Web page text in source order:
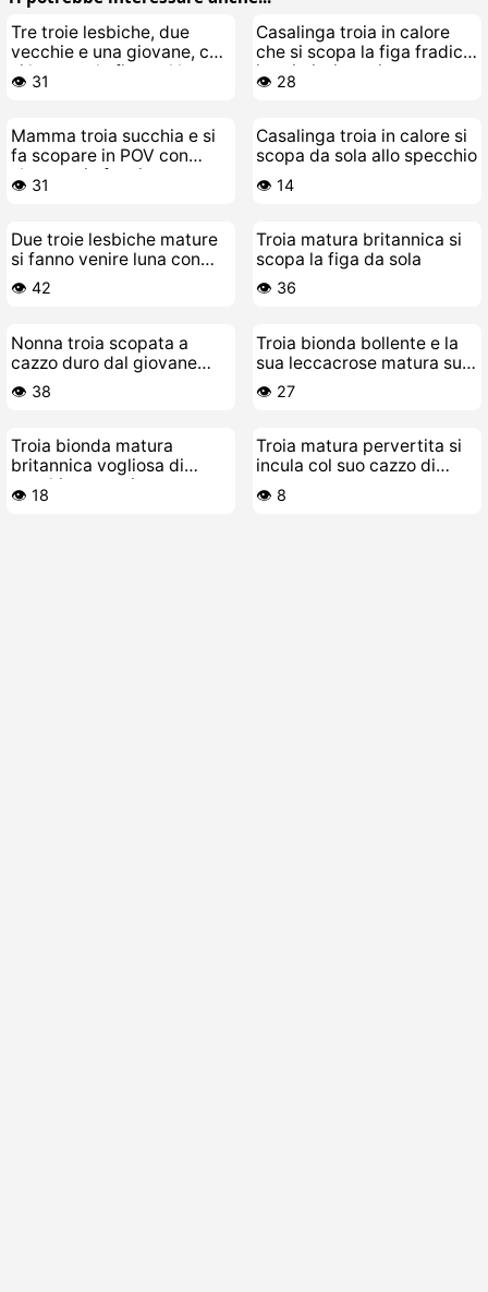
Tre troie lesbiche, due
vecchie e una giovane, che
si leccano la figa sul letto
👁️ 31
Casalinga troia in calore
che si scopa la figa fradicia
in primissimo piano
👁️ 28
Mamma troia succhia e si
fa scopare in POV con
sborrata in faccia
👁️ 31
Casalinga troia in calore si
scopa da sola allo specchio
👁️ 14
Due troie lesbiche mature
si fanno venire luna con
laltra
👁️ 42
Troia matura britannica si
scopa la figa da sola
👁️ 36
Nonna troia scopata a
cazzo duro dal giovane
porcellino
👁️ 38
Troia bionda bollente e la
sua leccacrose matura sul
letto
👁️ 27
Troia bionda matura
britannica vogliosa di
succhiare cazzi
👁️ 18
Troia matura pervertita si
incula col suo cazzo di
gomma
👁️ 8